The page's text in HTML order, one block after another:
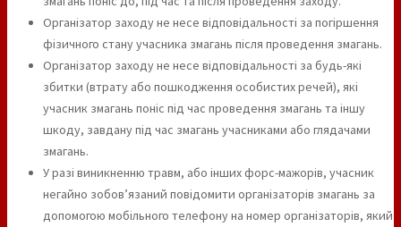
Організатор заходу не несе відповідальності за погіршення
фізичного стану учасника змагань після проведення змагань.
Організатор заходу не несе відповідальності за будь-які
збитки (втрату або пошкодження особистих речей), які
учасник змагань поніс під час проведення змагань та іншу
шкоду, завдану під час змагань учасниками або глядачами
змагань.
У разі виникненню травм, або інших форс-мажорів, учасник
негайно зобов’язаний повідомити організаторів змагань за
допомогою мобільного телефону на номер організаторів, який